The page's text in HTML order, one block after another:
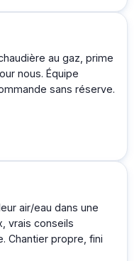
au gaz, prime
nous. Équipe
sans réserve.
air/eau dans une
vrais conseils
Chantier propre, fini